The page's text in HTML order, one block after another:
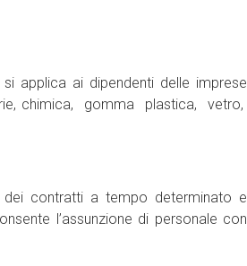
applica ai dipendenti delle imprese
chimica, gomma plastica, vetro,
dei contratti a tempo determinato e
l’assunzione di personale con